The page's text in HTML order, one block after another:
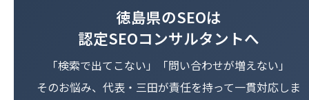
徳島県のSEOは
認定SEOコンサルタントへ
「検索で出てこない」「問い合わせが増えない」
そのお悩み、代表・三田が責任を持って一貫対応しま